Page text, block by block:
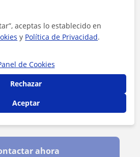
ahora
aceptas lo establecido en
y Política de Privacidad.
de Cookies
Rechazar
Aceptar